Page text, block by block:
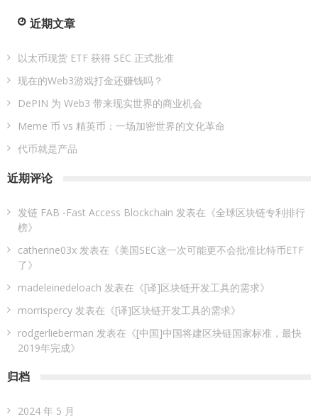
近期文章
以太币现货 ETF 获得 SEC 正式批准
现在的Web3游戏打金还赚钱吗？
DePIN 为 Web3 带来现实世界的商业机会
Meme 币 vs 精英币：一场加密世界的文化革命
代币就是产品
近期评论
发链 FAB -Fast Access Blockchain 发表在《全球区块链专利排行
榜》
catherine03x 发表在《美国SEC这一次可能更不会批准比特币ETF
了》
madeleinedeloach 发表在《[译]区块链开发工具的需求》
morrispercy 发表在《[译]区块链开发工具的需求》
rodgerlieberman 发表在《[中国]中国将建区块链国家标准，最快
2019年完成》
归档
2024 年 5 月